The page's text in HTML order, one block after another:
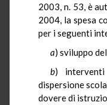
2003, n. 53, è
2004, la spesa
per i seguenti
a) sviluppo
b)
dispersione
dovere di